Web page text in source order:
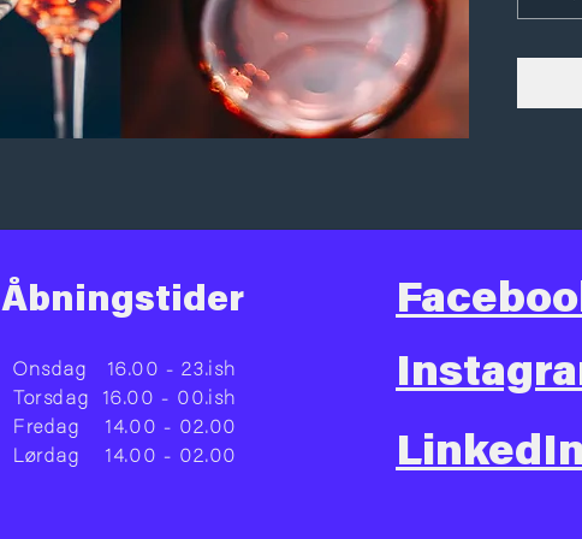
Vi
Åbningstider
Onsdag
Torsdag
Fredag
Lørdag
16.00 - 23.ish
16.00 - 00.ish
14.00 - 02.00
14.00 - 02.00
LinkedIn